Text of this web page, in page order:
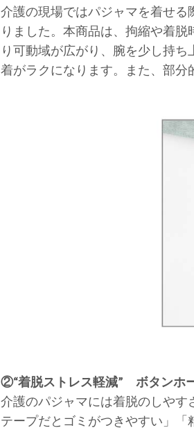
介護の現場ではパジャマを着せ
りました。本商品は、拘縮や着
り可動域が広がり、腕を少し持
着がラクになります。また、部分
②“着脱ストレス軽減” ボタンホ
介護のパジャマには着脱のしや
テープだとゴミがつきやすい」